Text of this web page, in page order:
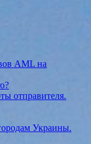
AML на
отправителя.
Украины.